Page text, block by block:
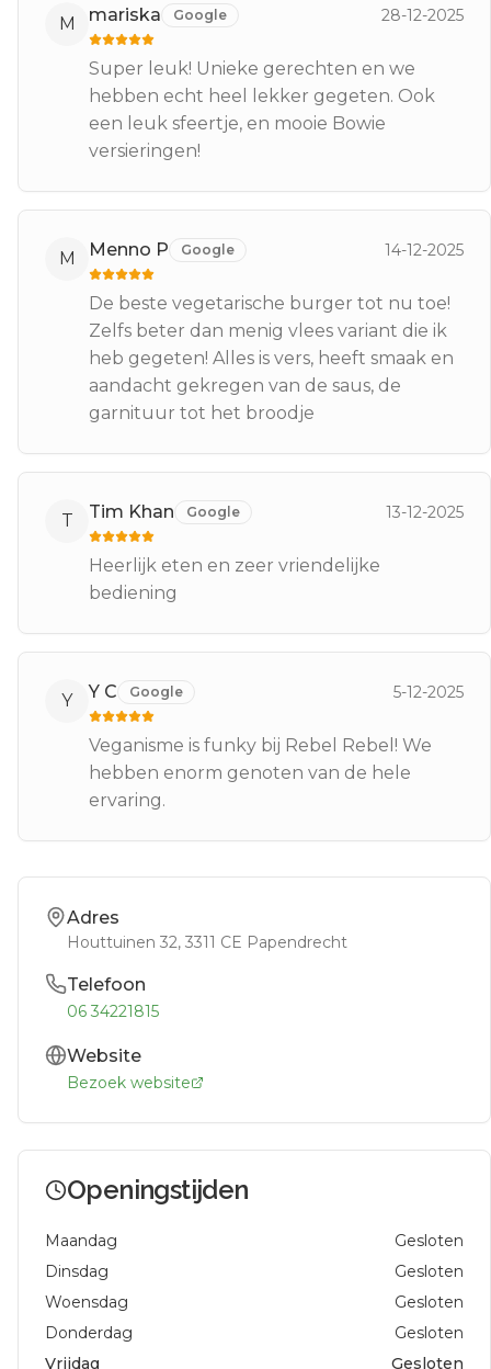
M mariska Google 28-12-2025
Super leuk! Unieke gerechten en we
hebben echt heel lekker gegeten. Ook
een leuk sfeertje, en mooie Bowie
versieringen!
M Menno P Google 14-12-2025
De beste vegetarische burger tot nu toe!
Zelfs beter dan menig vlees variant die ik
heb gegeten! Alles is vers, heeft smaak en
aandacht gekregen van de saus, de
garnituur tot het broodje
T Tim Khan Google 13-12-2025
Heerlijk eten en zeer vriendelijke
bediening
Y Y C Google 5-12-2025
Veganisme is funky bij Rebel Rebel! We
hebben enorm genoten van de hele
ervaring.
Adres
Houttuinen 32, 3311 CE Papendrecht
Telefoon
06 34221815
Website
Bezoek website
Openingstijden
Maandag
Gesloten
Dinsdag
Gesloten
Woensdag
Gesloten
Donderdag
Gesloten
Vrijdag
Gesloten